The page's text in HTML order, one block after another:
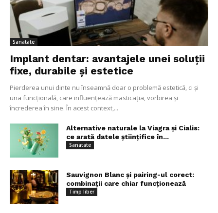
Sanatate
Implant dentar: avantajele unei soluții
fixe, durabile și estetice
Pierderea unui dinte nu înseamnă doar o problemă estetică, ci și
una funcțională, care influențează masticația, vorbirea și
încrederea în sine. În acest context,...
Alternative naturale la Viagra și Cialis:
ce arată datele științifice în...
Sanatate
Sauvignon Blanc și pairing-ul corect:
combinații care chiar funcționează
Timp liber